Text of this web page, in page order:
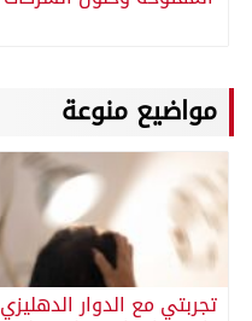
مواضيع منوعة
تجربتي مع الدوار الدهليزي